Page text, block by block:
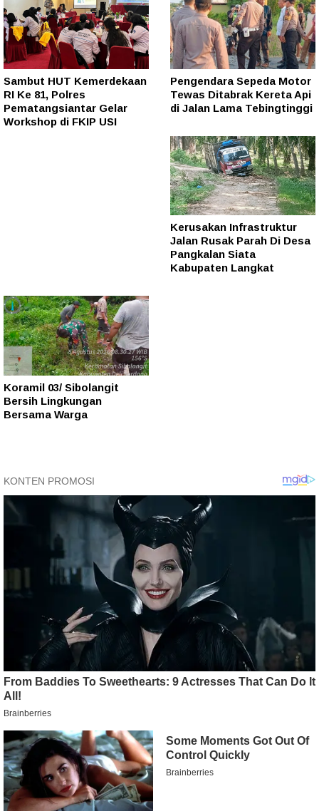
Sambut HUT Kemerdekaan
RI Ke 81, Polres
Pematangsiantar Gelar
Workshop di FKIP USI
Pengendara Sepeda Motor
Tewas Ditabrak Kereta Api
di Jalan Lama Tebingtinggi
Kerusakan Infrastruktur
Jalan Rusak Parah Di Desa
Pangkalan Siata
Kabupaten Langkat
Koramil 03/ Sibolangit
Bersih Lingkungan
Bersama Warga